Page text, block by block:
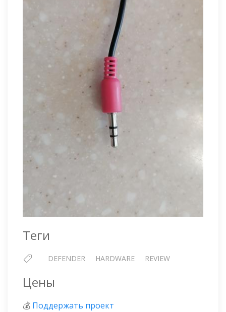
Теги
DEFENDER HARDWARE REVIEW
Цены
💰 Поддержать проект